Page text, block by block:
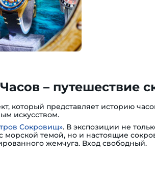
– путешествие
который представляет историю
искусством.
Сокровищ». В экспозиции не
морской темой, но и настоящие
жемчуга. Вход свободный.